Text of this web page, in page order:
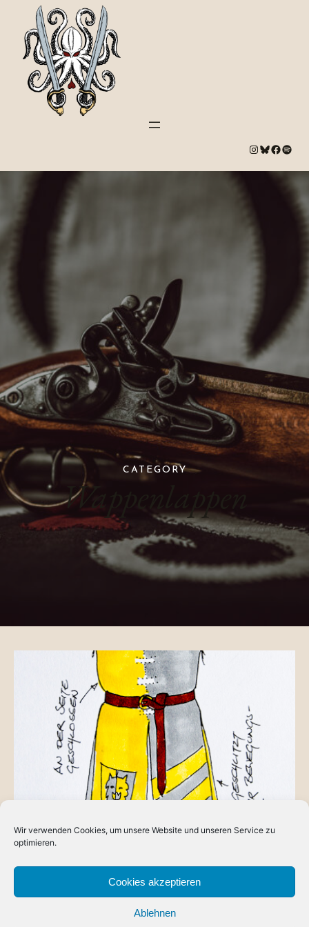
Wir verwenden Cookies, um unsere Website und unseren Service zu
optimieren.
Cookies akzeptieren
Ablehnen
# Bluesky # Spotify
CATEGORY
Wappenlappen
BLOG
Reichsritter: Die Truppe
Schon vor seinem Ritterschlag hat Mathras das Freie
Banner der dorlónischen Reichstruppen, die “Firnluchse”,
kommandiert. Aber aus verschiedenen Gründen (sicher…